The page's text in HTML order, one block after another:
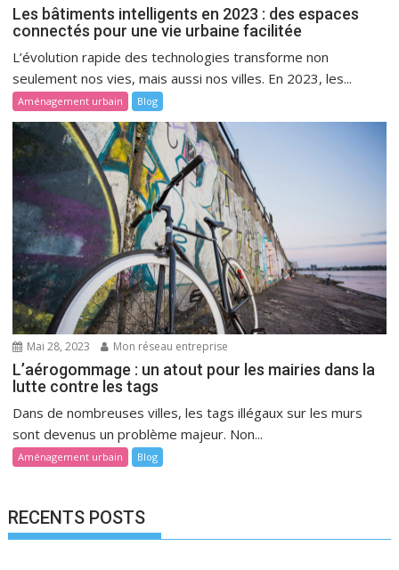
Les bâtiments intelligents en 2023 : des espaces
connectés pour une vie urbaine facilitée
L’évolution rapide des technologies transforme non
seulement nos vies, mais aussi nos villes. En 2023, les...
Aménagement urbain Blog
Mai 28, 2023 Mon réseau entreprise
L’aérogommage : un atout pour les mairies dans la
lutte contre les tags
Dans de nombreuses villes, les tags illégaux sur les murs
sont devenus un problème majeur. Non...
Aménagement urbain Blog
RECENTS POSTS